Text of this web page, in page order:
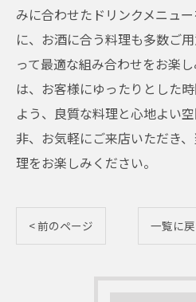
みに合わせたドリンクメニュ
に、お酒に合う料理も多数ご
って最適な組み合わせをお楽
は、お客様にゆったりとした
よう、良質な料理と心地よい
非、お気軽にご来店いただき
理をお楽しみください。
< 前のページ 一覧に